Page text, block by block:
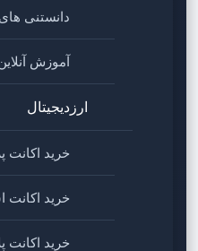
دانستنی
آموزش
ارزدیجیتال
خرید اکانت
خرید اکانت
خرید اکانت